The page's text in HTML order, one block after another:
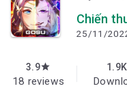
Chiến
25/11/
3.9star
18 reviews